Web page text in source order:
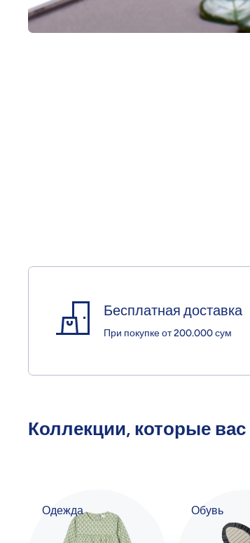
Бесплатная доставка
При покупке от 200.000 сум
Коллекции, которые
Одежда Обувь